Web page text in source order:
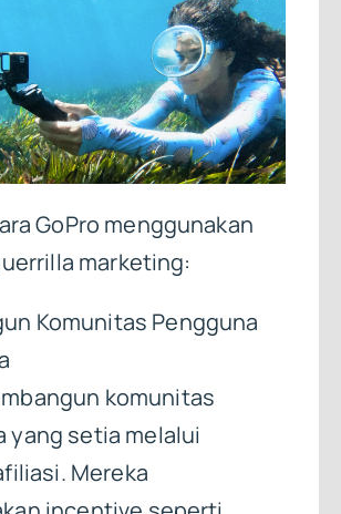
GoPro menggunakan
marketing:
Komunitas Pengguna
komunitas
yang setia melalui
Mereka